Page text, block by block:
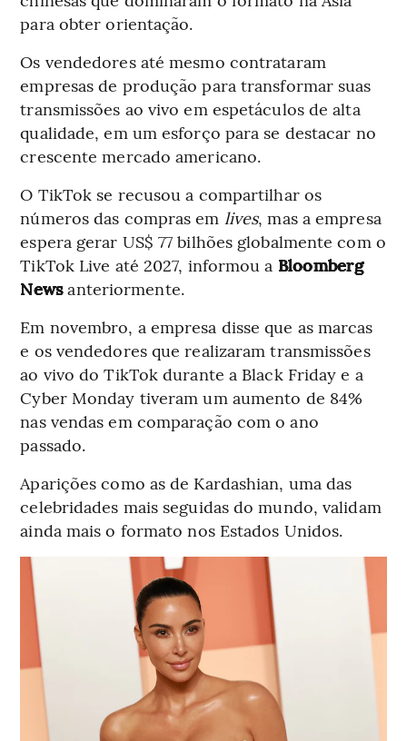
para obter orientação.
Os vendedores até mesmo contrataram
empresas de produção para transformar suas
transmissões ao vivo em espetáculos de alta
qualidade, em um esforço para se destacar no
crescente mercado americano.
O TikTok se recusou a compartilhar os
números das compras em lives, mas a empresa
espera gerar US$ 77 bilhões globalmente com o
TikTok Live até 2027, informou a Bloomberg
Newsanteriormente.
Em novembro, a empresa disse que as marcas
e os vendedores que realizaram transmissões
ao vivo do TikTok durante a Black Friday e a
Cyber Monday tiveram um aumento de 84%
nas vendas em comparação com o ano
passado.
Aparições como as de Kardashian, uma das
celebridades mais seguidas do mundo, validam
ainda mais o formato nos Estados Unidos.